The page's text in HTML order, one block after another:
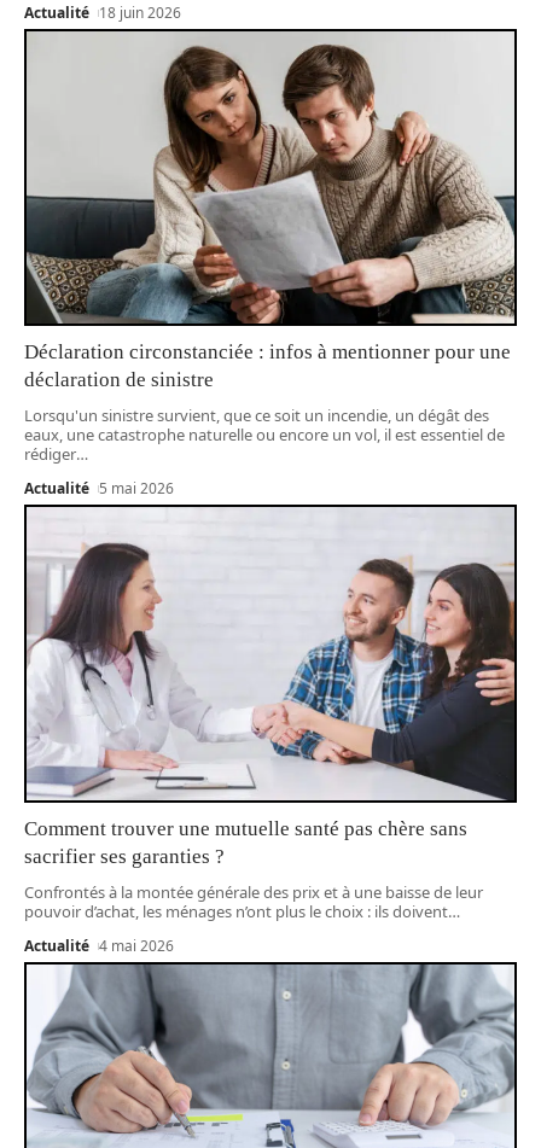
Actualité 18 juin 2026
Déclaration circonstanciée : infos à mentionner pour une
déclaration de sinistre
Lorsqu'un sinistre survient, que ce soit un incendie, un dégât des
eaux, une catastrophe naturelle ou encore un vol, il est essentiel de
rédiger…
Actualité 5 mai 2026
Comment trouver une mutuelle santé pas chère sans
sacrifier ses garanties ?
Confrontés à la montée générale des prix et à une baisse de leur
pouvoir d’achat, les ménages n’ont plus le choix : ils doivent…
Actualité 4 mai 2026